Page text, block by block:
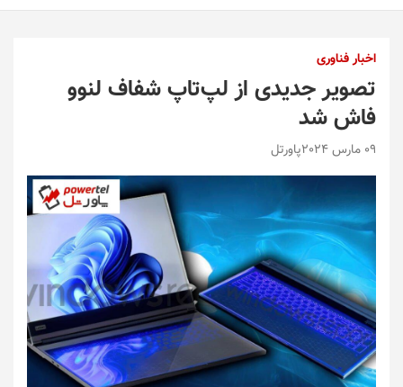
اخبار فناوری
تصویر جدیدی از لپ‌تاپ شفاف لنوو
فاش شد
09 مارس 2024 پاورتل